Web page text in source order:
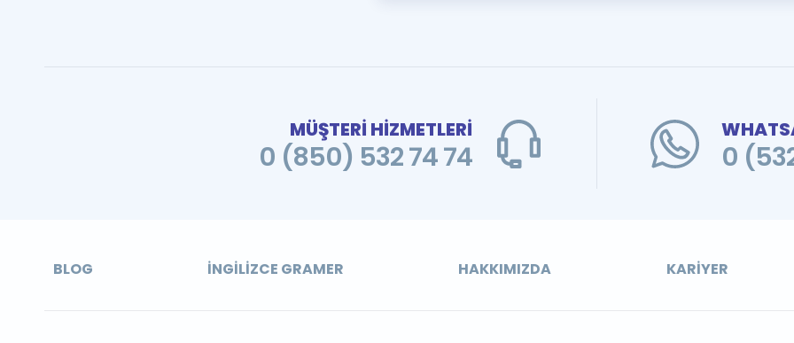
MÜŞTERİ HİZMETLERİ
0 (850) 532 74 74 0
BLOG İNGILIZCE GRAMER HAKKIMIZDA KARIYER